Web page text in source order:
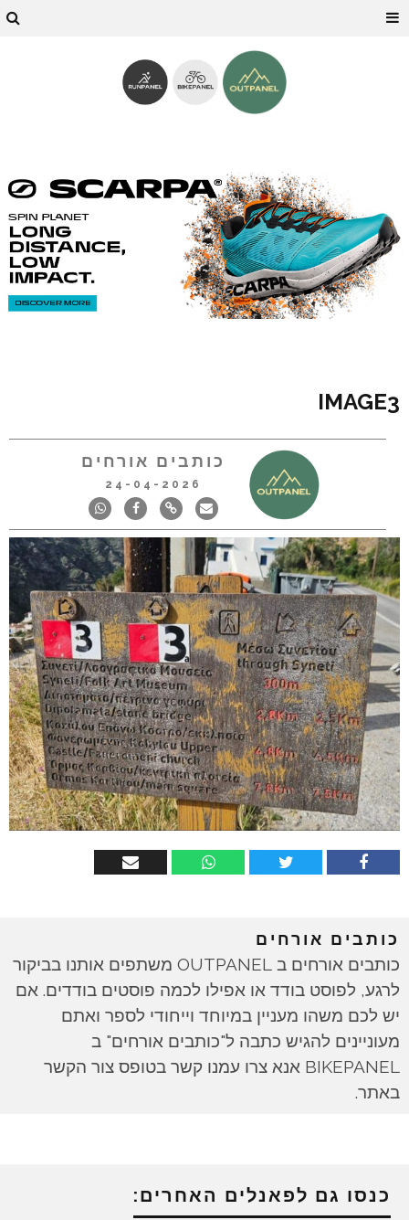
IMAGE3
כותבים אורחים
24-04-2026
כותבים אורחים
כותבים אורחים ב OUTPANEL משתפים אותנו בביקור
לרגע, לפוסט בודד או אפילו לכמה פוסטים בודדים. אם
יש לכם משהו מעניין במיוחד וייחודי לספר ואתם
מעוניינים להגיש כתבה ל"כותבים אורחים" ב
BIKEPANEL אנא צרו עמנו קשר בטופס צור הקשר
באתר.
כנסו גם לפאנלים האחרים: